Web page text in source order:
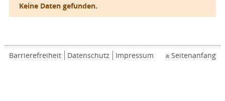
Keine Daten gefunden.
Barrierefreiheit Datenschutz Impressum Seitenanfang